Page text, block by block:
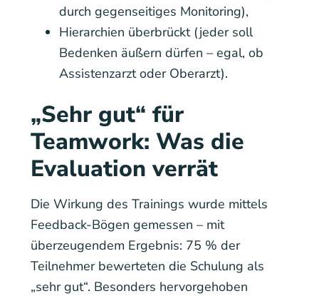
durch gegenseitiges Monitoring),
Hierarchien überbrückt (jeder soll
Bedenken äußern dürfen – egal, ob
Assistenzarzt oder Oberarzt).
„Sehr gut“ für
Teamwork: Was die
Evaluation verrät
Die Wirkung des Trainings wurde mittels
Feedback-Bögen gemessen – mit
überzeugendem Ergebnis: 75 % der
Teilnehmer bewerteten die Schulung als
„sehr gut“. Besonders hervorgehoben